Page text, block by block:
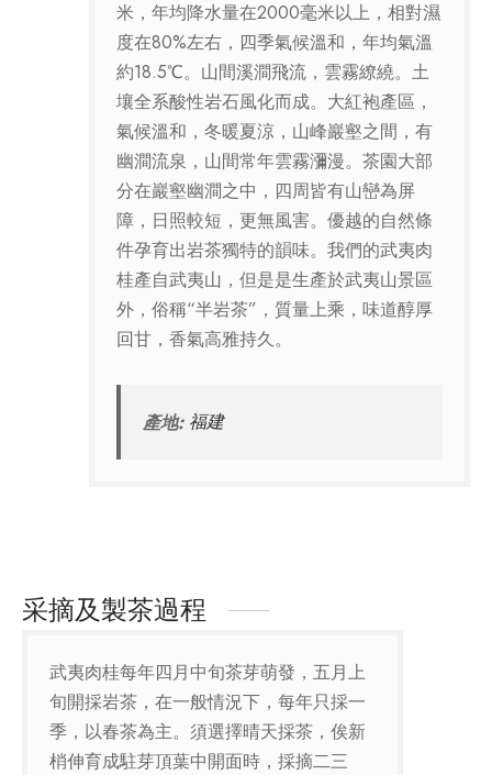
米，年均降水量在2000毫米以上，相對濕
度在80%左右，四季氣候溫和，年均氣溫
約18.5℃。山間溪澗飛流，雲霧繚繞。土
壤全系酸性岩石風化而成。大紅袍產區，
氣候溫和，冬暖夏涼，山峰巖壑之間，有
幽澗流泉，山間常年雲霧瀰漫。茶園大部
分在巖壑幽澗之中，四周皆有山巒為屏
障，日照較短，更無風害。優越的自然條
件孕育出岩茶獨特的韻味。我們的武夷肉
桂產自武夷山，但是是生產於武夷山景區
外，俗稱“半岩茶”，質量上乘，味道醇厚
回甘，香氣高雅持久。
產地: 福建
采摘及製茶過程
武夷肉桂每年四月中旬茶芽萌發，五月上
旬開採岩茶，在一般情況下，每年只採一
季，以春茶為主。須選擇晴天採茶，俟新
梢伸育成駐芽頂葉中開面時，採摘二三